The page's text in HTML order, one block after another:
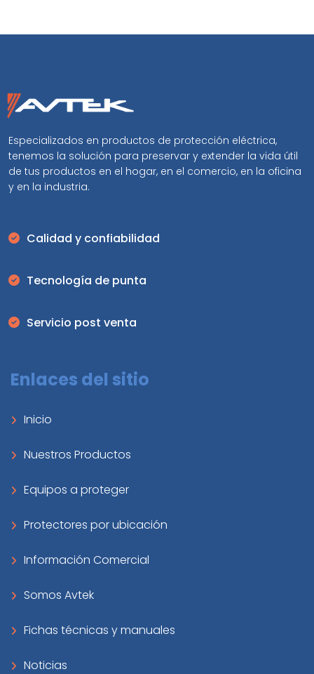
Especializados en productos de protección eléctrica,
tenemos la solución para preservar y extender la vida útil
de tus productos en el hogar, en el comercio, en la oficina
y en la industria.
Calidad y confiabilidad
Tecnología de punta
Servicio post venta
Enlaces del sitio
Inicio
Nuestros Productos
Equipos a proteger
Protectores por ubicación
Información Comercial
Somos Avtek
Fichas técnicas y manuales
Noticias